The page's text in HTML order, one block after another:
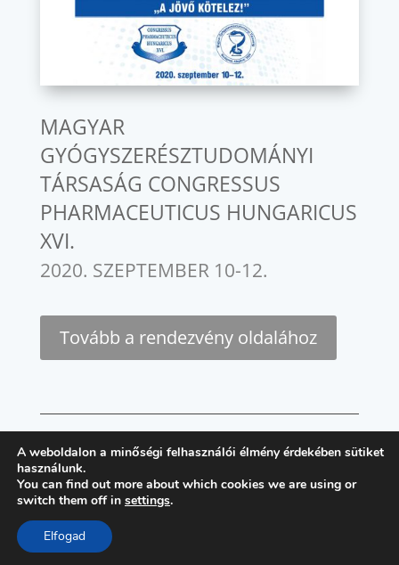
MAGYAR
GYÓGYSZERÉSZTUDOMÁNYI
TÁRSASÁG CONGRESSUS
PHARMACEUTICUS HUNGARICUS
XVI.
2020. SZEPTEMBER 10-12.
Tovább a rendezvény oldalához
A weboldalon a minőségi felhasználói élmény érdekében sütiket
használunk.
You can find out more about which cookies we are using or
switch them off in settings.
Elfogad